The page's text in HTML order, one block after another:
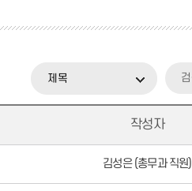
제목
작성자
김성은 (총무과 직원)